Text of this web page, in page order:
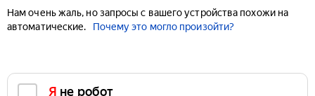
Нам очень жаль, но запросы с вашего устройства похожи на
автоматические.
Почему это могло произойти?
Я не робот